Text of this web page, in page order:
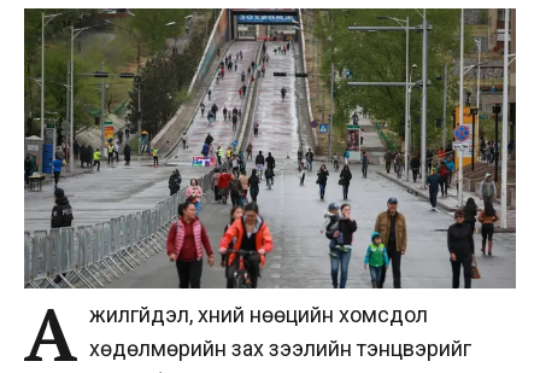
А жилгүйдэл, хүний нөөцийн хомсдол
хөдөлмөрийн зах зээлийн тэнцвэрийг